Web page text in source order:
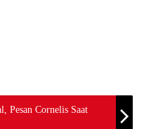
Pesan Cornelis Saat